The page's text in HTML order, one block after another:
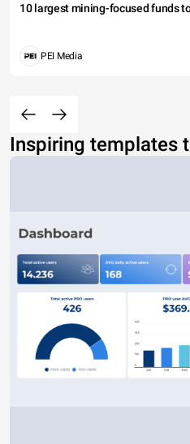
10 largest mining-focused funds
PEI Media
Inspiring templates